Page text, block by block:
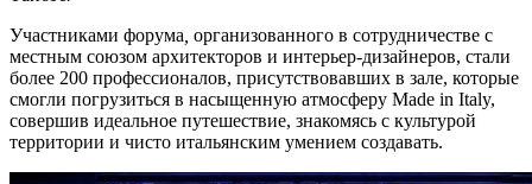
Участниками форума организованного в сотрудничестве с
местным союзом архитекторов и интерьер-дизайнеров, стали
более 200 профессионалов, присутствовавших в зале, которые
смогли погрузиться в насыщенную атмосферу Made in Italy,
совершив идеальное путешествие, знакомясь с культурой
территории и чисто итальянским умением создавать.